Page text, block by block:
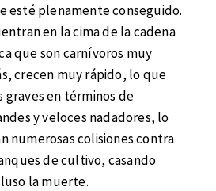
esté plenamente conseguido.
en la cima de la cadena
que son carnívoros muy
crecen muy rápido, lo que
en términos de
y veloces nadadores, lo
numerosas colisiones contra
de cultivo, casando
la muerte.